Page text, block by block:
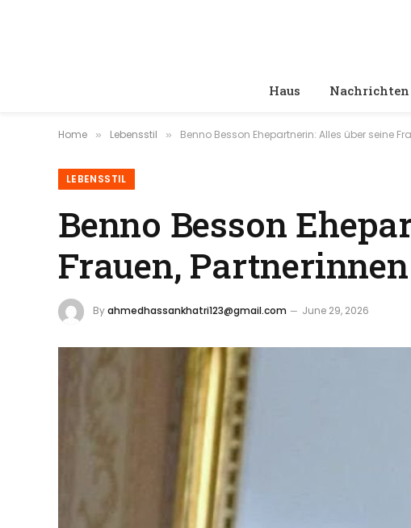
Haus Nachrichten
Home » Lebensstil » Benno Besson Ehepartnerin: Alles über seine
LEBENSSTIL
Benno Besson
Frauen,
Byahmedhassankhatri123@gmail.com June 29, 2026